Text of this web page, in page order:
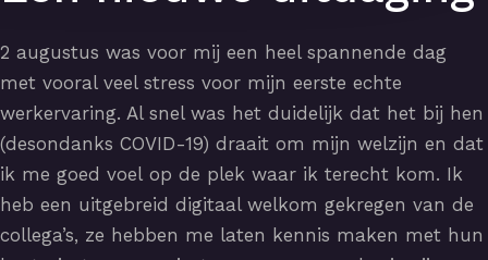
2 augustus was voor mij een heel spannende dag
met vooral veel stress voor mijn eerste echte
werkervaring. Al snel was het duidelijk dat het bij hen
(desondanks COVID-19) draait om mijn welzijn en dat
ik me goed voel op de plek waar ik terecht kom. Ik
heb een uitgebreid digitaal welkom gekregen van de
collega’s, ze hebben me laten kennis maken met hun